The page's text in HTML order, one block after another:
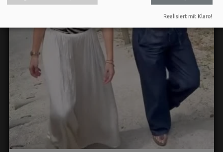
Realisiert mit Klaro!